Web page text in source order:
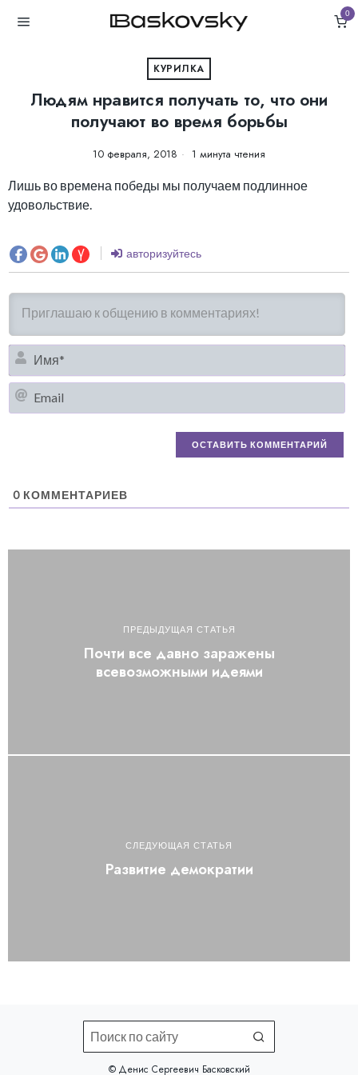
0
КУРИЛКА
Людям нравится получать то, что они
получают во время борьбы
10 февраля, 2018 1 минута чтения
Лишь во времена победы мы получаем подлинное
удовольствие.
авторизуйтесь
0 КОММЕНТАРИЕВ
ПРЕДЫДУЩАЯ СТАТЬЯ
Почти все давно заражены
всевозможными идеями
СЛЕДУЮЩАЯ СТАТЬЯ
Развитие демократии
©️ Денис Сергеевич Басковский